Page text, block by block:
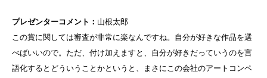
プレゼンターコメント： 山根太郎
この賞に関しては審査が非常に楽なんですね。自分が好きな作品を選
べばいいので。ただ、付け加えますと、自分が好きだっていうのを言
語化するとどういうことかというと、まさにこの会社のアートコンペ